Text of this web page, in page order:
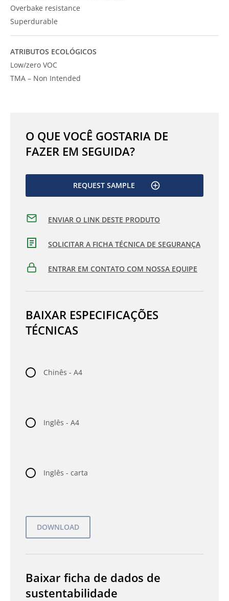
Overbake resistance
Superdurable
ATRIBUTOS ECOLÓGICOS
Low/zero VOC
TMA – Non Intended
O QUE VOCÊ GOSTARIA DE
FAZER EM SEGUIDA?
REQUEST SAMPLE
ENVIAR O LINK DESTE PRODUTO
SOLICITAR A FICHA TÉCNICA DE SEGURANÇA
ENTRAR EM CONTATO COM NOSSA EQUIPE
BAIXAR ESPECIFICAÇÕES
TÉCNICAS
Chinês - A4
Inglês - A4
Inglês - carta
Baixar ficha de dados de
sustentabilidade